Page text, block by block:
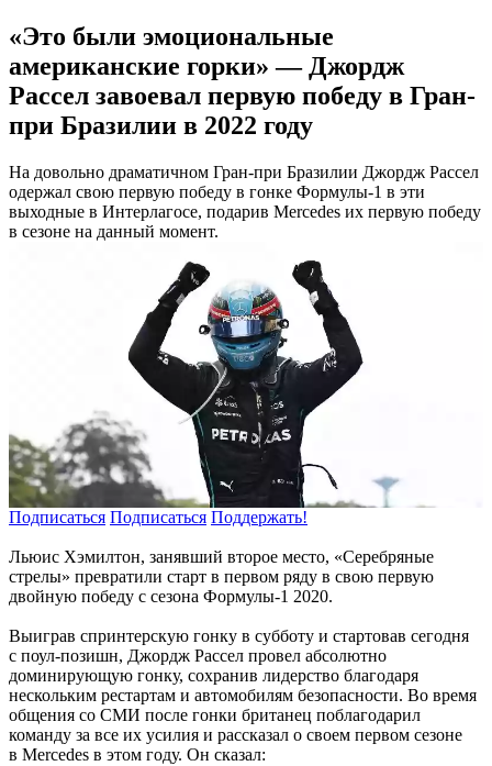
«Это были эмоциональные
американские горки» — Джордж
Рассел завоевал первую победу в Гран-
при Бразилии в 2022 году
На довольно драматичном Гран-при Бразилии Джордж Рассел
одержал свою первую победу в гонке Формулы-1 в эти
выходные в Интерлагосе, подарив Mercedes их первую победу
в сезоне на данный момент.
Подписаться Подписаться Поддержать!
Льюис Хэмилтон, занявший второе место, «Серебряные
стрелы» превратили старт в первом ряду в свою первую
двойную победу с сезона Формулы-1 2020.
Выиграв спринтерскую гонку в субботу и стартовав сегодня
с поул-позишн, Джордж Рассел провел абсолютно
доминирующую гонку, сохранив лидерство благодаря
нескольким рестартам и автомобилям безопасности. Во время
общения со СМИ после гонки британец поблагодарил
команду за все их усилия и рассказал о своем первом сезоне
в Mercedes в этом году. Он сказал: